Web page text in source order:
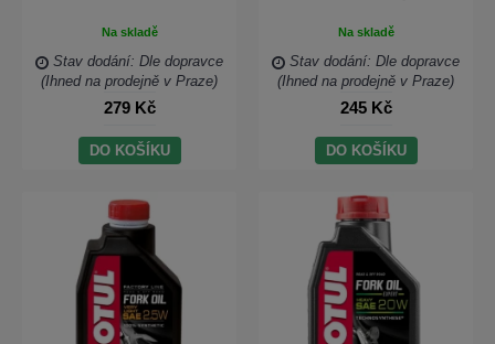
Na skladě
Stav dodání: Dle dopravce
(Ihned na prodejně v Praze)
279 Kč
DO KOŠÍKU
Na skladě
Stav dodání: Dle dopravce
(Ihned na prodejně v Praze)
245 Kč
DO KOŠÍKU